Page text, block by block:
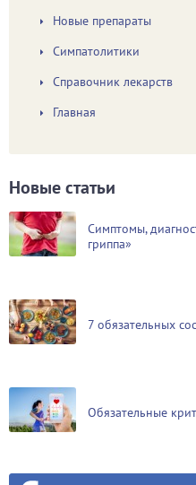
Новые препараты
Симпатолитики
Справочник лекарств
Главная
Новые статьи
Симптомы,
гриппа»
7 обязательных
Обязательные